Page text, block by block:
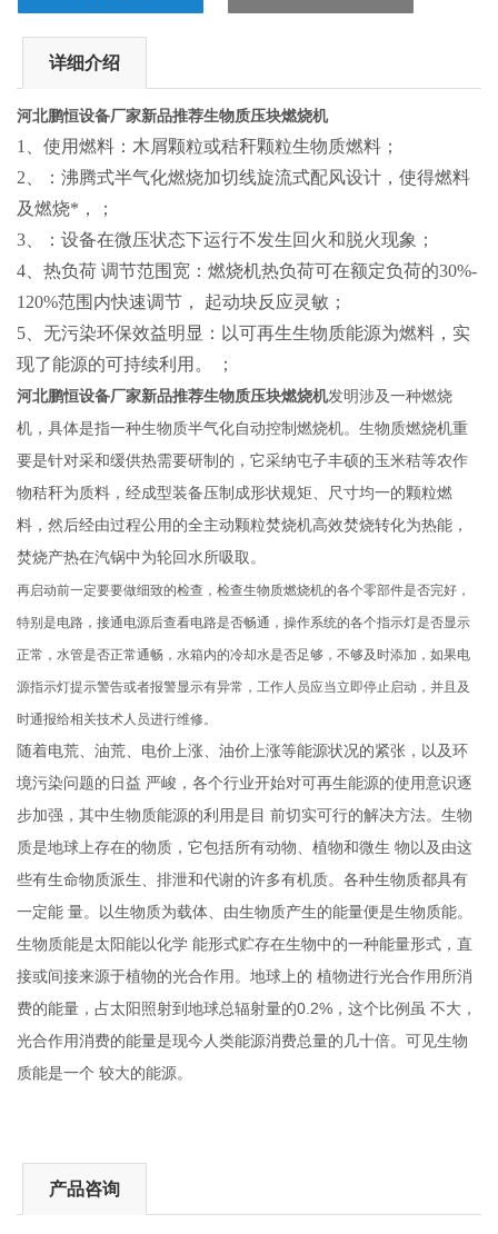
详细介绍
河北鹏恒设备厂家新品推荐生物质压块燃烧机
1、使用燃料：木屑颗粒或秸秆颗粒生物质燃料；
2、：沸腾式半气化燃烧加切线旋流式配风设计，使得燃料
及燃烧*，；
3、：设备在微压状态下运行不发生回火和脱火现象；
4、热负荷 调节范围宽：燃烧机热负荷可在额定负荷的30%-
120%范围内快速调节， 起动块反应灵敏；
5、无污染环保效益明显：以可再生生物质能源为燃料，实
现了能源的可持续利用。 ；
河北鹏恒设备厂家新品推荐生物质压块燃烧机发明涉及一种燃烧
机，具体是指一种生物质半气化自动控制燃烧机。生物质燃烧机重
要是针对采和缓供热需要研制的，它采纳屯子丰硕的玉米秸等农作
物秸秆为质料，经成型装备压制成形状规矩、尺寸均一的颗粒燃
料，然后经由过程公用的全主动颗粒焚烧机高效焚烧转化为热能，
焚烧产热在汽锅中为轮回水所吸取。
再启动前一定要要做细致的检查，检查生物质燃烧机的各个零部件是否完好，
特别是电路，接通电源后查看电路是否畅通，操作系统的各个指示灯是否显示
正常，水管是否正常通畅，水箱内的冷却水是否足够，不够及时添加，如果电
源指示灯提示警告或者报警显示有异常，工作人员应当立即停止启动，并且及
时通报给相关技术人员进行维修。
随着电荒、油荒、电价上涨、油价上涨等能源状况的紧张，以及环
境污染问题的日益 严峻，各个行业开始对可再生能源的使用意识逐
步加强，其中生物质能源的利用是目 前切实可行的解决方法。生物
质是地球上存在的物质，它包括所有动物、植物和微生 物以及由这
些有生命物质派生、排泄和代谢的许多有机质。各种生物质都具有
一定能 量。以生物质为载体、由生物质产生的能量便是生物质能。
生物质能是太阳能以化学 能形式贮存在生物中的一种能量形式，直
接或间接来源于植物的光合作用。地球上的 植物进行光合作用所消
费的能量，占太阳照射到地球总辐射量的0.2% ，这个比例虽 不大，
光合作用消费的能量是现今人类能源消费总量的几十倍。可见生物
质能是一个 较大的能源。
产品咨询